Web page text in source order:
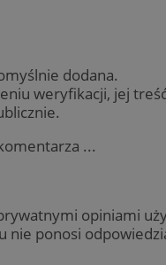
dodana.
weryfikacji, jej
...
opiniami
nie ponosi